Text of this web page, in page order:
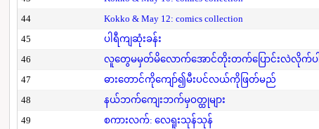
44
Kokko & May 12: comics collection
45
ပါရီကျဆုံးခန်း
46
လူတွေမမှတ်မိလောက်အောင်တိုးတက်ပြောင်းလဲလိုက်ပါ
47
ဓားတောင်ကိုကျော်၍မီးပင်လယ်ကိုဖြတ်မည်
48
နယ်ဘက်ကျေးဘက်မှဝတ္ထုများ
49
စကားလက်: လေရူးသုန်သုန်